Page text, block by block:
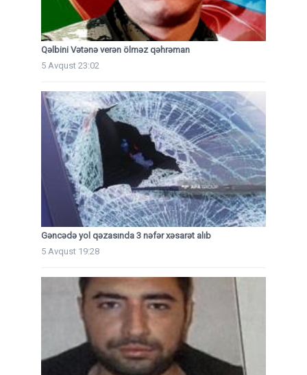
Qəlbini Vətənə verən ölməz qəhrəman
5 Avqust 23:02
Gəncədə yol qəzasında 3 nəfər xəsarət alıb
5 Avqust 19:28